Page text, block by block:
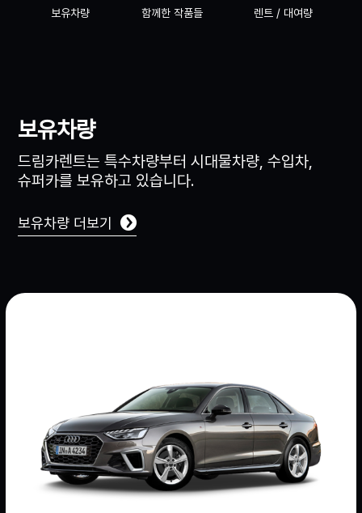
보유차량 함께한 작품들 렌트 / 대여량
보유차량
드림카렌트는 특수차량부터 시대물차량, 수입차,
슈퍼카를 보유하고 있습니다.
보유차량 더보기